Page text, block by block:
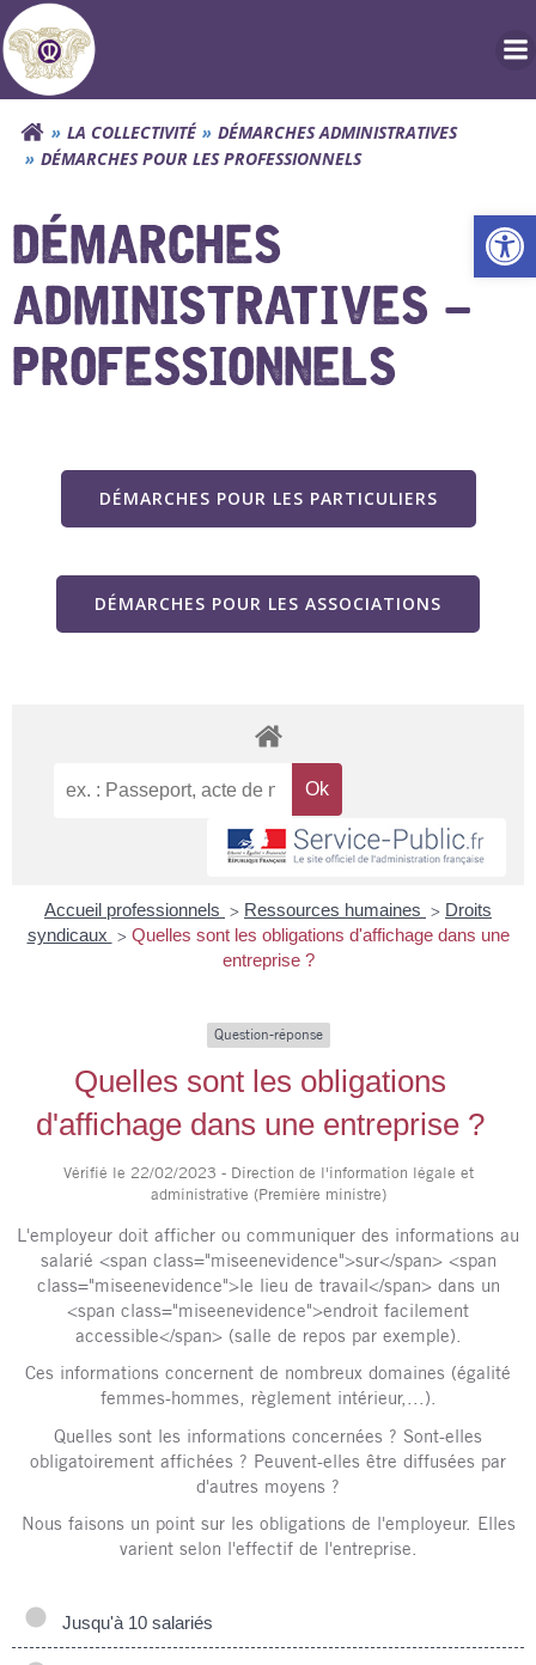
Aller
au
contenu
LA COLLECTIVITÉ
DÉMARCHES ADMINISTRATIVES
DÉMARCHES POUR LES PROFESSIONNELS
DÉMARCHES
ADMINISTRATIVES –
PROFESSIONNELS
DÉMARCHES POUR LES PARTICULIERS
DÉMARCHES POUR LES ASSOCIATIONS
Accueil professionnels > Ressources humaines > Droits
syndicaux > Quelles sont les obligations d'affichage dans une
entreprise ?
Question-réponse
Quelles sont les obligations
d'affichage dans une entreprise ?
Vérifié le 22/02/2023 - Direction de l'information légale et
administrative (Première ministre)
L'employeur doit afficher ou communiquer des informations au
salarié <span class="miseenevidence">sur</span> <span
class="miseenevidence">le lieu de travail</span> dans un
<span class="miseenevidence">endroit facilement
accessible</span> (salle de repos par exemple).
Ces informations concernent de nombreux domaines (égalité
femmes-hommes, règlement intérieur,...).
Quelles sont les informations concernées ? Sont-elles
obligatoirement affichées ? Peuvent-elles être diffusées par
d'autres moyens ?
Nous faisons un point sur les obligations de l'employeur. Elles
varient selon l'effectif de l'entreprise.
Jusqu'à 10 salariés